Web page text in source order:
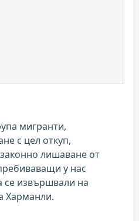
мигранти,
с цел откуп,
лишаване от
у нас
се извършвали на
Харманли.